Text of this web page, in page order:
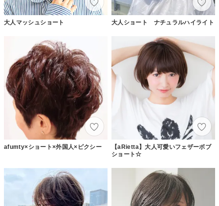
大人マッシュショート 大人ショート ナチュラルハイライト
afumty×ショート×外国人×ピクシー
【aRietta】大人可愛いフェザーボブ
ショート☆